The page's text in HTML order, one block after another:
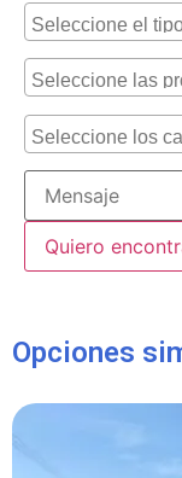
Opciones